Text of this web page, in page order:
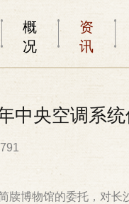
概
况
资
讯
中央空调系
牍博物馆的委托，对